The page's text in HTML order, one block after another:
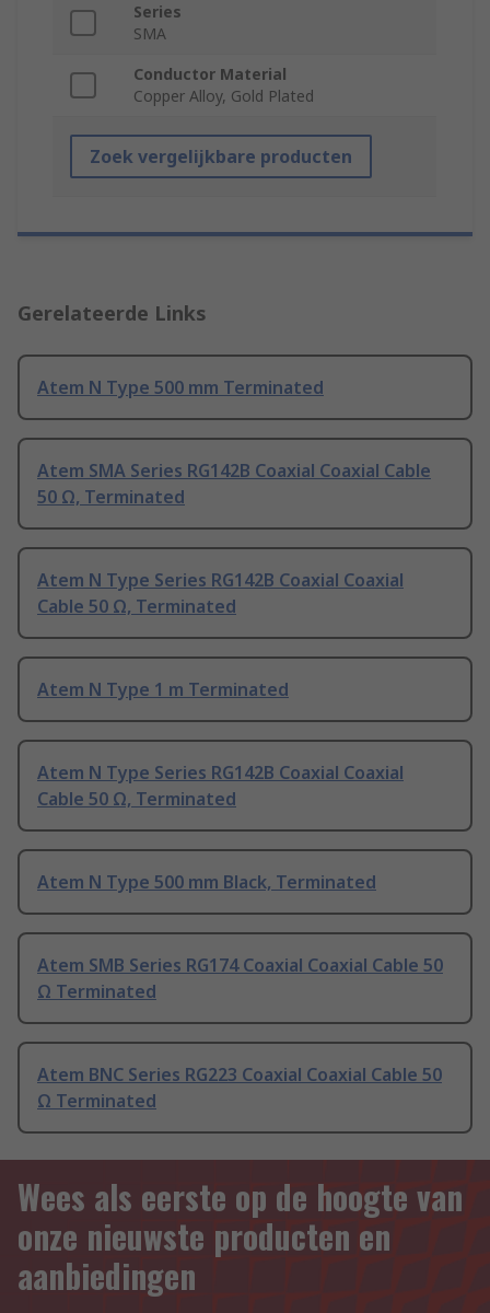
Series
SMA
Conductor Material
Copper Alloy, Gold Plated
Zoek vergelijkbare producten
Gerelateerde Links
Atem N Type 500 mm Terminated
Atem SMA Series RG142B Coaxial Coaxial Cable
50 Ω, Terminated
Atem N Type Series RG142B Coaxial Coaxial
Cable 50 Ω, Terminated
Atem N Type 1 m Terminated
Atem N Type Series RG142B Coaxial Coaxial
Cable 50 Ω, Terminated
Atem N Type 500 mm Black, Terminated
Atem SMB Series RG174 Coaxial Coaxial Cable 50
Ω Terminated
Atem BNC Series RG223 Coaxial Coaxial Cable 50
Ω Terminated
Wees als eerste op de hoogte van
onze nieuwste producten en
aanbiedingen